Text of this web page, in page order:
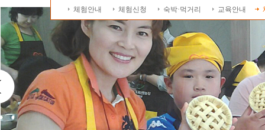
체험안내 체험신청 숙박·먹거리 교육안내